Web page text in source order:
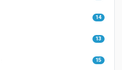
14
13
15